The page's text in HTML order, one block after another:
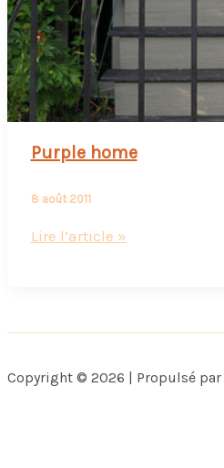
Purple home
8 août 2011
Purple
Lire l’article »
Copyright © 2026 | Propulsé par